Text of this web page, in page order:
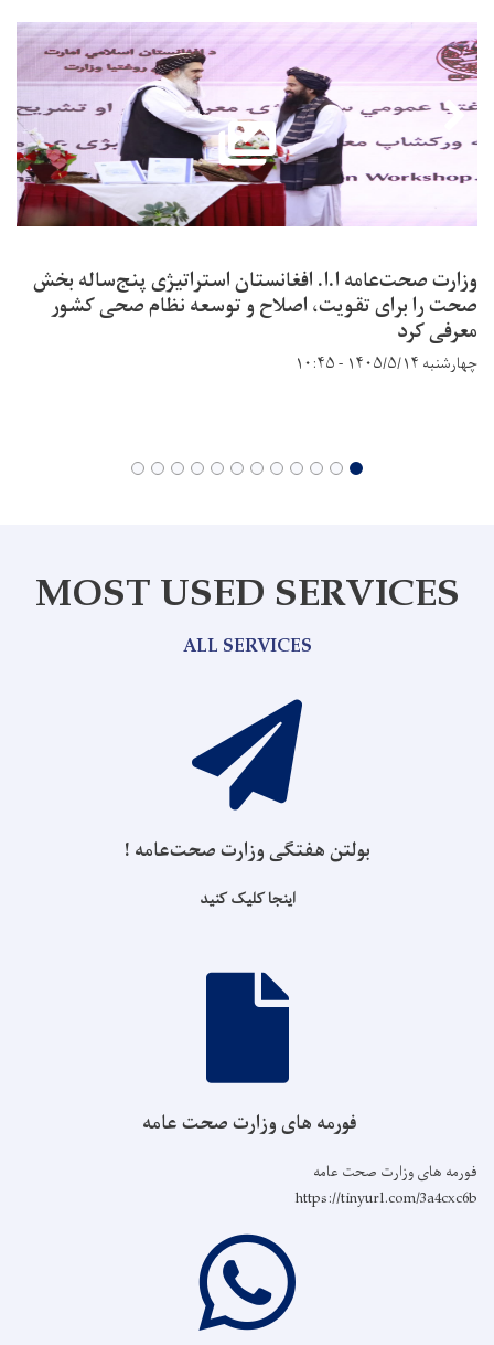
وزارت صحت‌عامه ا.ا. افغانستان استراتیژی پنج‌ساله بخش
صحت را برای تقویت، اصلاح و توسعه نظام صحی کشور
معرفی کرد
چهارشنبه ۱۴۰۵/۵/۱۴ - ۱۰:۴۵
MOST USED SERVICES
ALL SERVICES
بولتن هفتگی وزارت صحت‌عامه !
اینجا کلیک کنید
فورمه های وزارت صحت عامه
فورمه های وزارت صحت عامه
https://tinyurl.com/3a4cxc6b